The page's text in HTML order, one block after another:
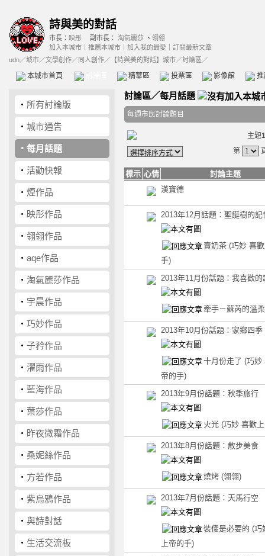
詩與美的對話
市長： 映彤 副市長： 淘氣麗莎 、 翎翎
加入本城市
推薦本城市 加入我的最愛
訂閱最新文章
udn／城市／文學創作／同人創作／ 【詩與美的對話】城市／討論區／
本城市首頁 精華區 投票區 影像館
‧ 所有討論版
‧ 城市通告
‧ 每月話題
‧ 活動快報
‧ 煙作品
‧ 映彤作品
‧ 翎翎作品
‧ aqe作品
‧ 淘氣麗莎作品
‧ 宇晨作品
‧ 巧妙作品
‧ 子矜作品
‧ 濯雨作品
‧ 藍海作品
‧ 葉莎作品
‧ 昨夜微霜作品
‧ 桑妮絲作品
‧ 方若作品
‧ 紫烏鴉作品
‧ 與詩對話
‧ 生活交流板
討論區／每月話題
每週市民討論題目
主題
第
標示 心情
討論主題
漢寶德
2013年12月話題：聖誕樹的記
賣奶茶 (巧妙 喜
手)
2013年11月份話題：我喜歡的
牽手－蘇芮的溫
2013年10月份話題：家鄉四季
十月份走了 (巧妙
帝的手)
2013年9月份話題：秋季旅行
火光 (巧妙 喜歡
2013年8月份話題：散步美食
燒烤 (翎翎)
2013年7月份話題：天馬行空
裝傻是必要的 (巧
上帝的手)